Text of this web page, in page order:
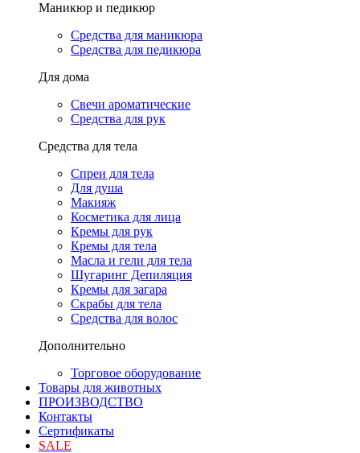
Маникюр и педикюр
Средства для маникюра
Средства для педикюра
Для дома
Свечи ароматические
Средства для рук
Средства для тела
Спреи для тела
Для душа
Макияж
Косметика для лица
Кремы для рук
Кремы для тела
Масла и гели для тела
Шугаринг Депиляция
Кремы для загара
Скрабы для тела
Средства для волос
Дополнительно
Торговое оборудование
Товары для животных
ПРОИЗВОДСТВО
Контакты
Сертификаты
SALE